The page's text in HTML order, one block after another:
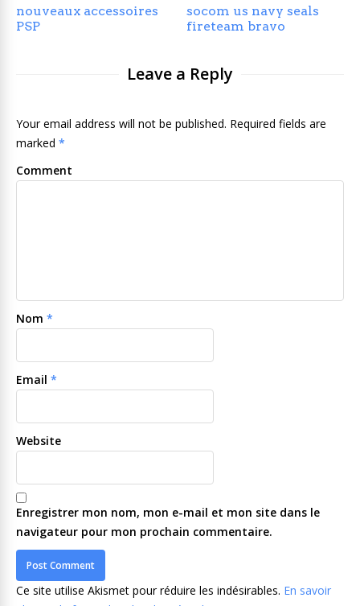
nouveaux accessoires
PSP
socom us navy seals
fireteam bravo
Leave a Reply
Your email address will not be published. Required fields are
marked *
Comment
Nom *
Email *
Website
Enregistrer mon nom, mon e-mail et mon site dans le
navigateur pour mon prochain commentaire.
Ce site utilise Akismet pour réduire les indésirables. En savoir